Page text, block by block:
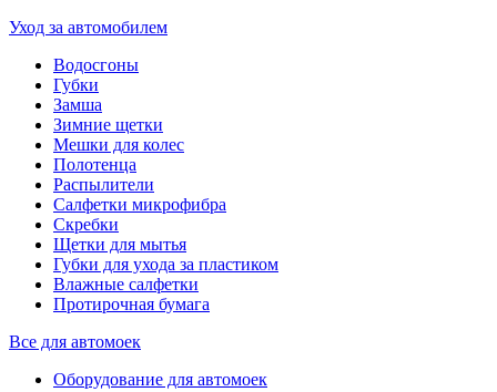
Уход за автомобилем
Водосгоны
Губки
Замша
Зимние щетки
Мешки для колес
Полотенца
Распылители
Салфетки микрофибра
Скребки
Щетки для мытья
Губки для ухода за пластиком
Влажные салфетки
Протирочная бумага
Все для автомоек
Оборудование для автомоек